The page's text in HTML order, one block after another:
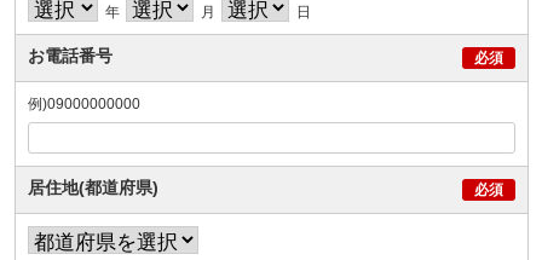
年 月 日
お電話番号
例)09000000000
居住地(都道府県)